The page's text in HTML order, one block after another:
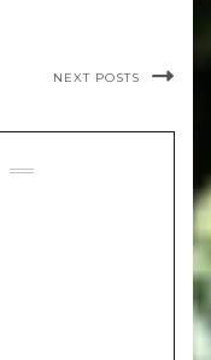
NEXT POSTS